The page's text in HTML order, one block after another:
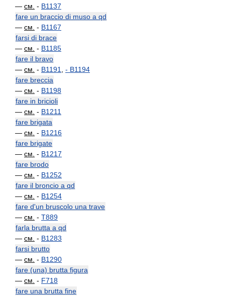
— см. - B1137
fare un braccio di muso a qd
— см. - B1167
farsi di brace
— см. - B1185
fare il bravo
— см. - B1191 - B1194
fare breccia
— см. - B1198
fare in bricioli
— см. - B1211
fare brigata
— см. - B1216
fare brigate
— см. - B1217
fare brodo
— см. - B1252
fare il broncio a qd
— см. - B1254
fare d'un bruscolo una trave
— см. - T889
farla brutta a qd
— см. - B1283
farsi brutto
— см. - B1290
fare (una) brutta figura
— см. - F718
fare una brutta fine